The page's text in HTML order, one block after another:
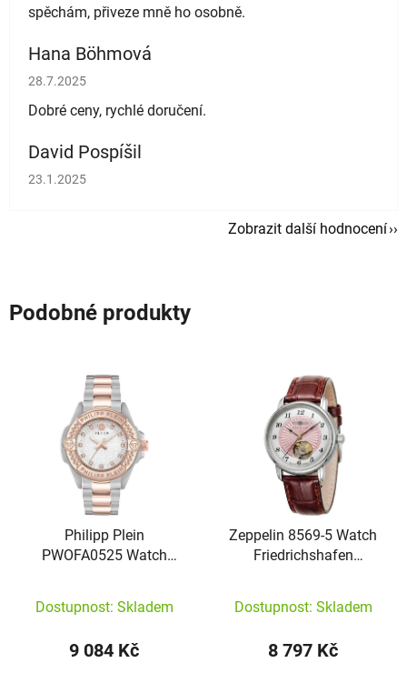
spěchám, přiveze mně ho osobně.
Hana Böhmová
Hodnocení obchodu je 5 z 5 hvězdiček.
28.7.2025
Dobré ceny, rychlé doručení.
David Pospíšil
Hodnocení obchodu je 5 z 5 hvězdiček.
23.1.2025
Zobrazit další hodnocení
Podobné produkty
Philipp Plein
PWOFA0525 Watch
Dostupnost: Skladem
9 084 Kč
Zeppelin 8569-5 Watch
Friedrichshafen
Dostupnost: Skladem
8 797 Kč